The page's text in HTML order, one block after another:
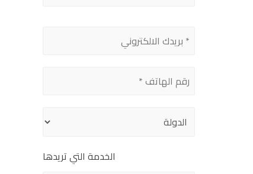
الخدمة التي تريدها